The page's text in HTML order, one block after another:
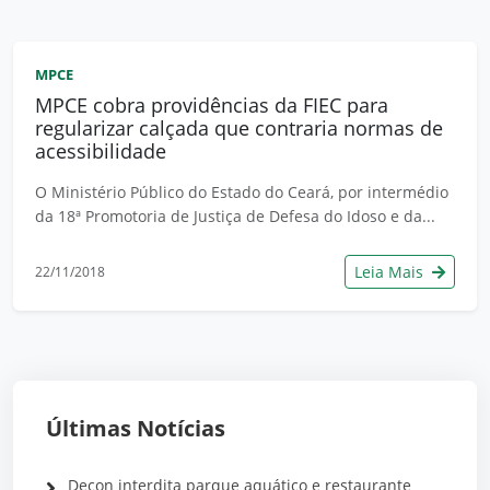
MPCE
MPCE cobra providências da FIEC para
regularizar calçada que contraria normas de
acessibilidade
O Ministério Público do Estado do Ceará, por intermédio
da 18ª Promotoria de Justiça de Defesa do Idoso e da...
22/11/2018 Leia Mais
Últimas Notícias
Decon interdita parque aquático e restaurante